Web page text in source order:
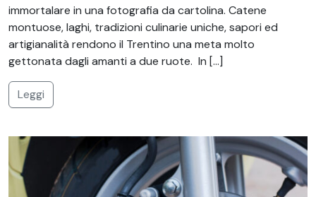
immortalare in una fotografia da cartolina. Catene
montuose, laghi, tradizioni culinarie uniche, sapori ed
artigianalità rendono il Trentino una meta molto
gettonata dagli amanti a due ruote. In […]
Leggi